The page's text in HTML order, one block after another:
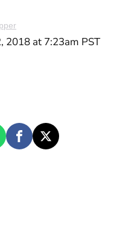
2018 at 7:23am PST